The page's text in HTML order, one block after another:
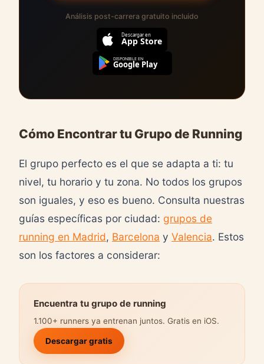
Análisis post-carrera gratuito incluido
Descargar en
App Store
DISPONIBLE EN
Google Play
Cómo Encontrar tu Grupo de Running
El grupo perfecto es el que se adapta a ti: tu
nivel, tu horario y tu zona. No todos los grupos
son iguales, y eso es bueno. Consulta nuestras
guías específicas por ciudad: grupos de
running en Madrid, Barcelona y Valencia. Estos
son los factores a considerar:
Encuentra tu grupo de running
1.100+ runners ya entrenan juntos. Gratis en iOS.
Descargar gratis